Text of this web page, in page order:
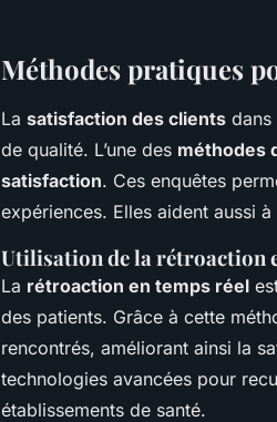
Méthodes pratiques
La satisfaction des clients dans
de qualité. L’une des méthodes
satisfaction. Ces enquêtes
expériences. Elles aident aussi
Utilisation de la rétroaction
La rétroaction en temps réel
des patients. Grâce à cette
rencontrés, améliorant ainsi la
technologies avancées pour
établissements de santé.